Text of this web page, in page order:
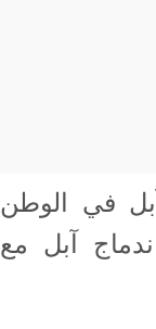
في الوطن
آبل مع